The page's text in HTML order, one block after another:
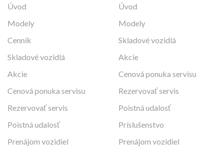
Úvod
Modely
Cenník
Skladové vozidlá
Akcie
Cenová ponuka servisu
Rezervovať servis
Poistná udalosť
Prenájom vozidiel
Úvod
Modely
Skladové vozidlá
Akcie
Cenová ponuka servisu
Rezervovať servis
Poistná udalosť
Príslušenstvo
Prenájom vozidiel